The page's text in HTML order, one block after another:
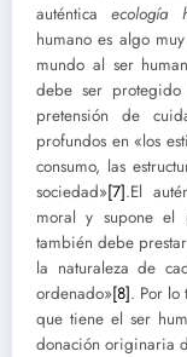
auténticaecología
humano es algo
mundo al ser
debe ser protegido
pretensión de
profundos en «los
consumo, las
sociedad»[7].El
moral y supone el
también debe
la naturaleza de
ordenado»[8]. Por lo
que tiene el ser
donación originaria